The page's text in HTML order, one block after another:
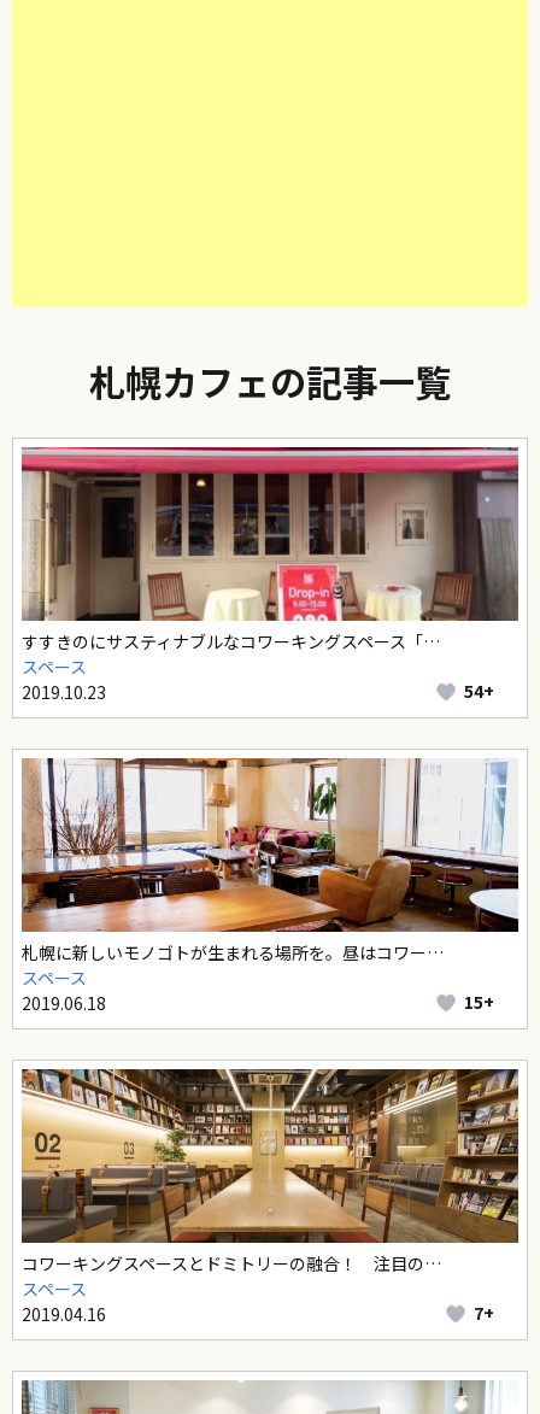
札幌カフェの記事一覧
すすきのにサスティナブルなコワーキングスペース「…
スペース
2019.10.23
54+
札幌に新しいモノゴトが生まれる場所を。昼はコワー…
スペース
2019.06.18
15+
コワーキングスペースとドミトリーの融合！ 注目の…
スペース
2019.04.16
7+